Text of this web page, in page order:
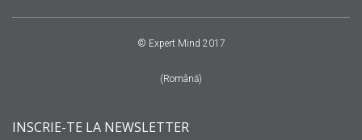
© Expert Mind 2017
(Română)